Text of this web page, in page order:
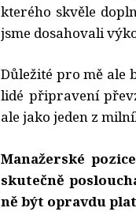
kterého skvěle
jsme dosahovali
Důležité pro mě ale
lidé připravení
ale jako jeden z
Manažerské
skutečně
ně být opravdu